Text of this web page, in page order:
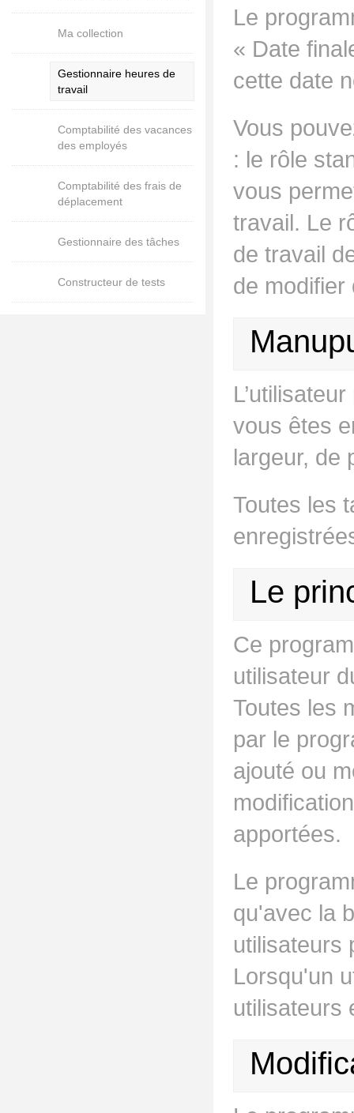
Ma collection
Gestionnaire heures de
travail
Comptabilité des vacances
des employés
Comptabilité des frais de
déplacement
Gestionnaire des tâches
Constructeur de tests
Le
« Date
cette date
Vous
: le rôle
vous
travail. Le
de travail
de modifier
vous êtes
largeur, de
Toutes les
Le
Ce
utilisateur
Toutes les
par le
ajouté ou
apportées.
Le
qu'avec la
utilisateurs
Lorsqu'un
utilisateurs